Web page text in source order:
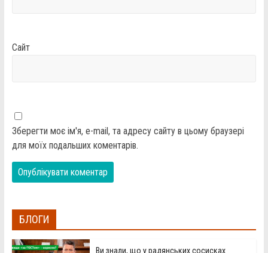
Сайт
Зберегти моє ім'я, e-mail, та адресу сайту в цьому браузері
для моїх подальших коментарів.
БЛОГИ
Ви знали, що у радянських сосисках